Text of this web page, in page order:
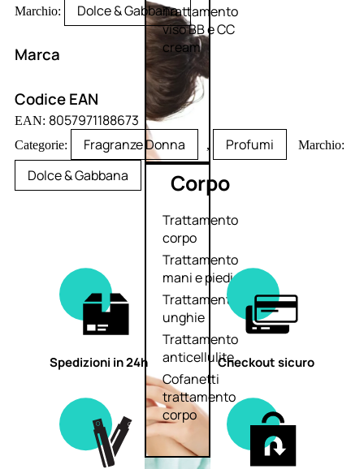
Trattamento
viso BB e CC
cream
Corpo
Trattamento
corpo
Trattamento
mani e piedi
Trattamento
unghie
Trattamento
anticellulite
Cofanetti
trattamento
corpo
Marchio: Dolce & Gabbana
Marca
Codice EAN
EAN: 8057971188673
Categorie: Fragranze Donna , Profumi Marchio:
Dolce & Gabbana
Spedizioni in 24h Checkout sicuro